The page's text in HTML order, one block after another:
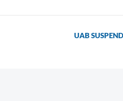
UAB